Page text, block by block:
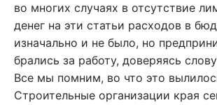
во многих случаях в отсутствие
денег на эти статьи расходов в
изначально и не было, но
брались за работу, доверяясь
Все мы помним, во что это
Строительные организации края